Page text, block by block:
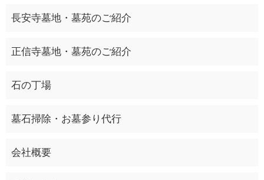
長安寺墓地・墓苑のご紹介
正信寺墓地・墓苑のご紹介
石の丁場
墓石掃除・お墓参り代行
会社概要